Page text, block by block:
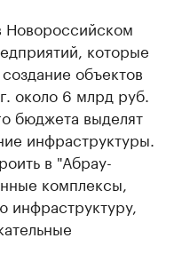
которые
объектов
около 6 млрд руб.
бюджета выделят
инфраструктуры.
в "Абрау-
комплексы,